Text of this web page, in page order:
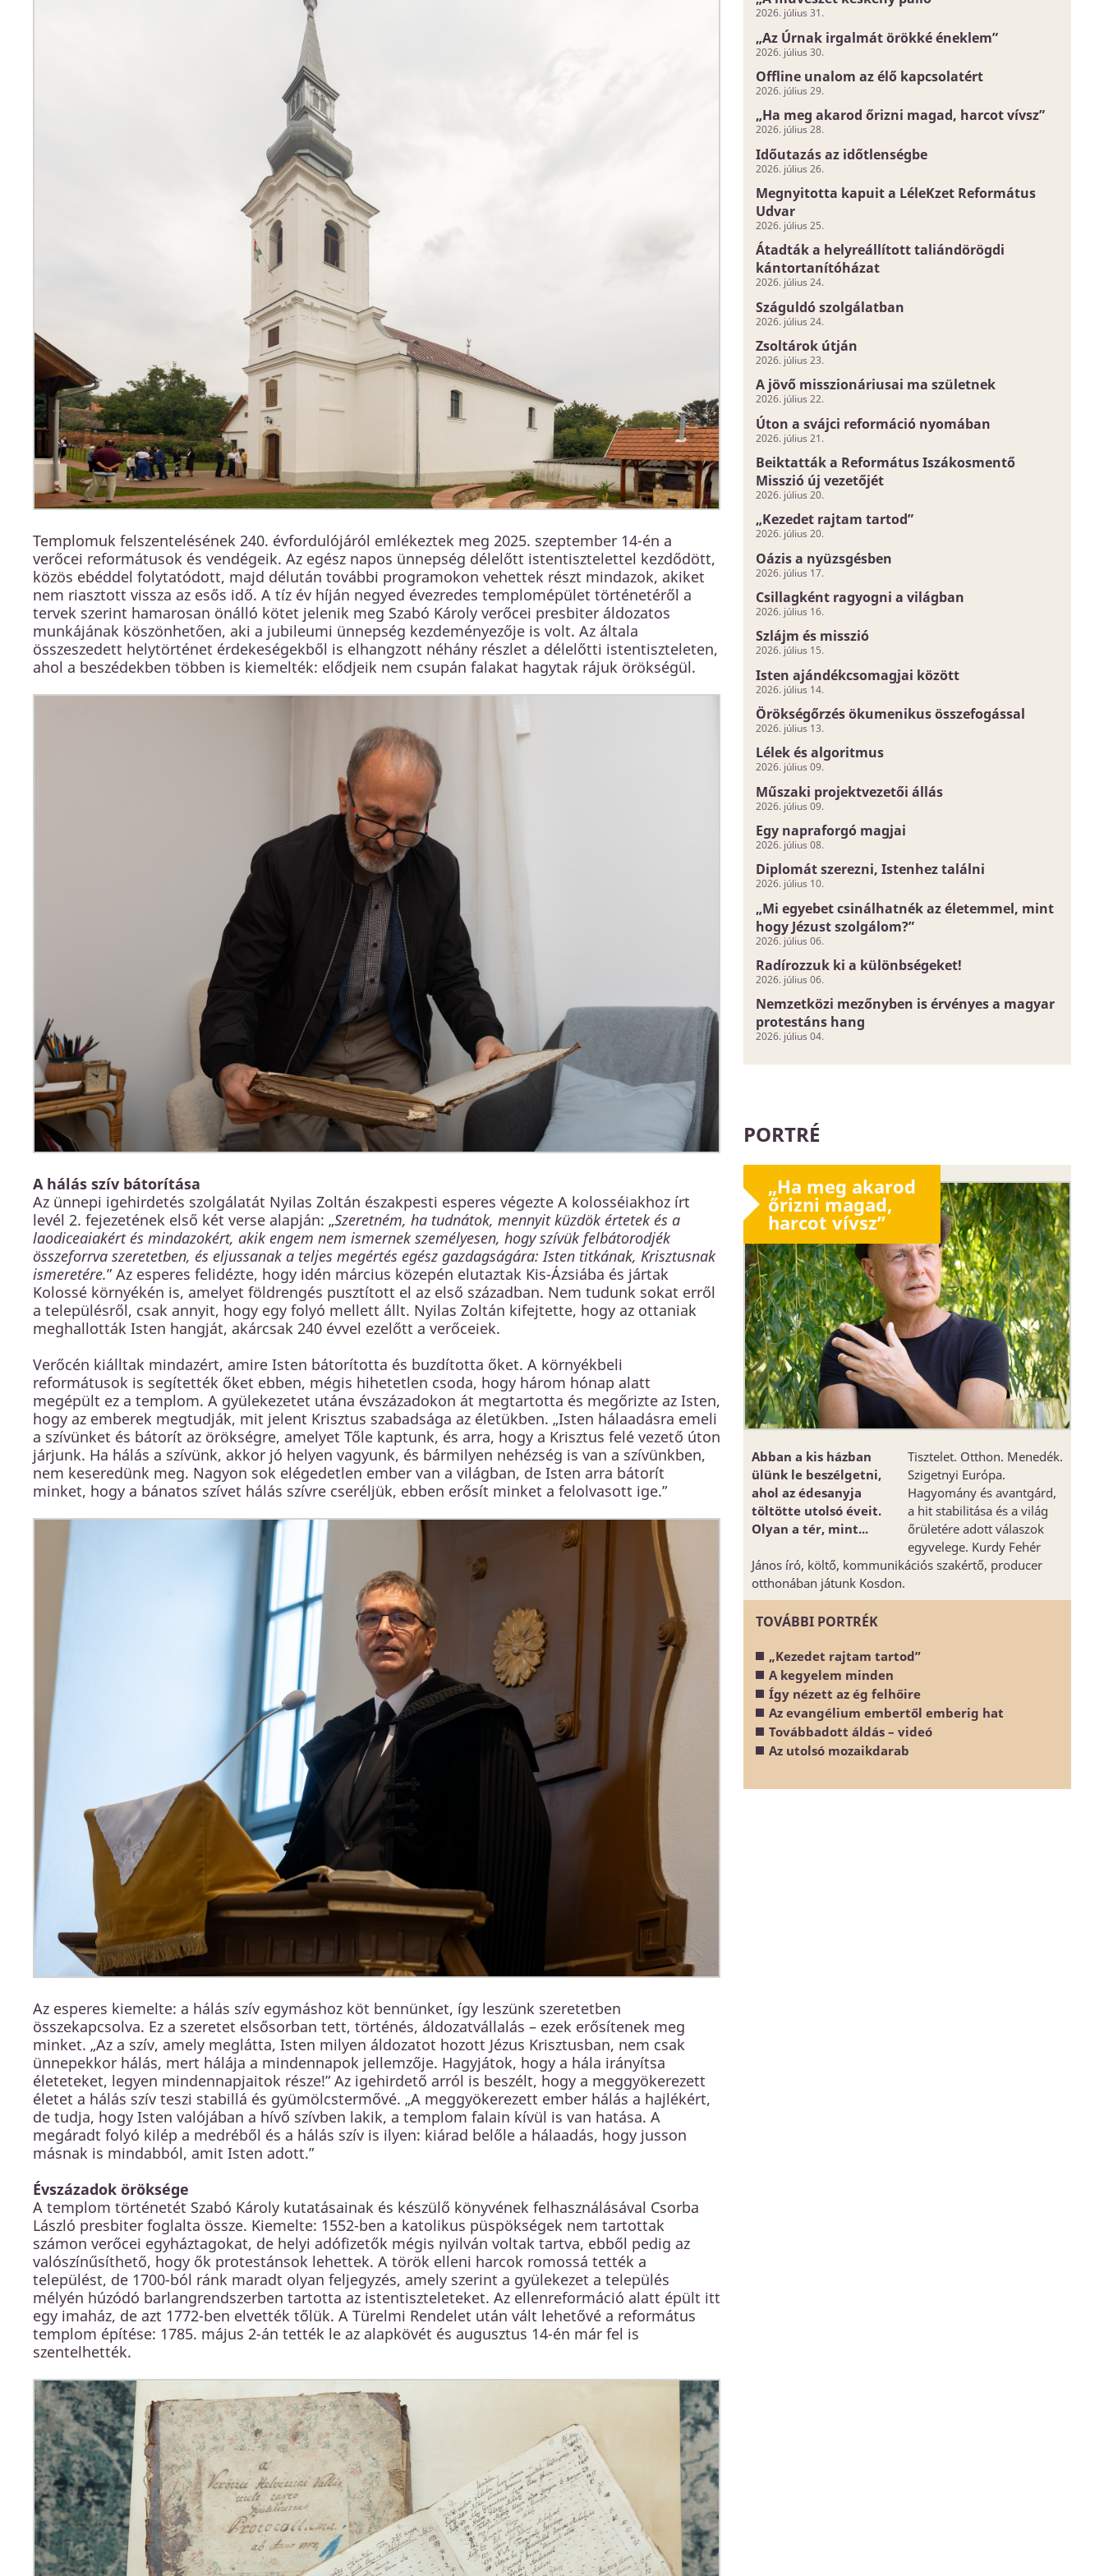
Templomuk felszentelésének 240. évfordulójáról emlékeztek meg 2025. szeptember 14-én a
verőcei reformátusok és vendégeik. Az egész napos ünnepség délelőtt istentisztelettel kezdődött,
közös ebéddel folytatódott, majd délután további programokon vehettek részt mindazok, akiket
nem riasztott vissza az esős idő. A tíz év híján negyed évezredes templomépület történetéről a
tervek szerint hamarosan önálló kötet jelenik meg Szabó Károly verőcei presbiter áldozatos
munkájának köszönhetően, aki a jubileumi ünnepség kezdeményezője is volt. Az általa
összeszedett helytörténet érdekeségekből is elhangzott néhány részlet a délelőtti istentiszteleten,
ahol a beszédekben többen is kiemelték: elődjeik nem csupán falakat hagytak rájuk örökségül.
A hálás szív bátorítása
Az ünnepi igehirdetés szolgálatát Nyilas Zoltán északpesti esperes végezte A kolosséiakhoz írt
levél 2. fejezetének első két verse alapján: „Szeretném, ha tudnátok, mennyit küzdök értetek és a
laodiceaiakért és mindazokért, akik engem nem ismernek személyesen, hogy szívük felbátorodjék
összeforrva szeretetben, és eljussanak a teljes megértés egész gazdagságára: Isten titkának, Krisztusnak
ismeretére.” Az esperes felidézte, hogy idén március közepén elutaztak Kis-Ázsiába és jártak
Kolossé környékén is, amelyet földrengés pusztított el az első században. Nem tudunk sokat erről
a településről, csak annyit, hogy egy folyó mellett állt. Nyilas Zoltán kifejtette, hogy az ottaniak
meghallották Isten hangját, akárcsak 240 évvel ezelőtt a verőceiek.
Verőcén kiálltak mindazért, amire Isten bátorította és buzdította őket. A környékbeli
reformátusok is segítették őket ebben, mégis hihetetlen csoda, hogy három hónap alatt
megépült ez a templom. A gyülekezetet utána évszázadokon át megtartotta és megőrizte az Isten,
hogy az emberek megtudják, mit jelent Krisztus szabadsága az életükben. „Isten hálaadásra emeli
a szívünket és bátorít az örökségre, amelyet Tőle kaptunk, és arra, hogy a Krisztus felé vezető úton
járjunk. Ha hálás a szívünk, akkor jó helyen vagyunk, és bármilyen nehézség is van a szívünkben,
nem keseredünk meg. Nagyon sok elégedetlen ember van a világban, de Isten arra bátorít
minket, hogy a bánatos szívet hálás szívre cseréljük, ebben erősít minket a felolvasott ige.”
Az esperes kiemelte: a hálás szív egymáshoz köt bennünket, így leszünk szeretetben
összekapcsolva. Ez a szeretet elsősorban tett, történés, áldozatvállalás – ezek erősítenek meg
minket. „Az a szív, amely meglátta, Isten milyen áldozatot hozott Jézus Krisztusban, nem csak
ünnepekkor hálás, mert hálája a mindennapok jellemzője. Hagyjátok, hogy a hála irányítsa
életeteket, legyen mindennapjaitok része!” Az igehirdető arról is beszélt, hogy a meggyökerezett
életet a hálás szív teszi stabillá és gyümölcstermővé. „A meggyökerezett ember hálás a hajlékért,
de tudja, hogy Isten valójában a hívő szívben lakik, a templom falain kívül is van hatása. A
megáradt folyó kilép a medréből és a hálás szív is ilyen: kiárad belőle a hálaadás, hogy jusson
másnak is mindabból, amit Isten adott.”
Évszázadok öröksége
A templom történetét Szabó Károly kutatásainak és készülő könyvének felhasználásával Csorba
László presbiter foglalta össze. Kiemelte: 1552-ben a katolikus püspökségek nem tartottak
számon verőcei egyháztagokat, de helyi adófizetők mégis nyilván voltak tartva, ebből pedig az
valószínűsíthető, hogy ők protestánsok lehettek. A török elleni harcok romossá tették a
települést, de 1700-ból ránk maradt olyan feljegyzés, amely szerint a gyülekezet a település
mélyén húzódó barlangrendszerben tartotta az istentiszteleteket. Az ellenreformáció alatt épült itt
egy imaház, de azt 1772-ben elvették tőlük. A Türelmi Rendelet után vált lehetővé a református
templom építése: 1785. május 2-án tették le az alapkövét és augusztus 14-én már fel is
szentelhették.
2026. július 31.
„Az Úrnak irgalmát örökké éneklem”
2026. július 30.
Offline unalom az élő kapcsolatért
2026. július 29.
„Ha meg akarod őrizni magad, harcot vívsz”
2026. július 28.
Időutazás az időtlenségbe
2026. július 26.
Megnyitotta kapuit a LéleKzet Református
Udvar
2026. július 25.
Átadták a helyreállított taliándörögdi
kántortanítóházat
2026. július 24.
Száguldó szolgálatban
2026. július 24.
Zsoltárok útján
2026. július 23.
A jövő misszionáriusai ma születnek
2026. július 22.
Úton a svájci reformáció nyomában
2026. július 21.
Beiktatták a Református Iszákosmentő
Misszió új vezetőjét
2026. július 20.
„Kezedet rajtam tartod”
2026. július 20.
Oázis a nyüzsgésben
2026. július 17.
Csillagként ragyogni a világban
2026. július 16.
Szlájm és misszió
2026. július 15.
Isten ajándékcsomagjai között
2026. július 14.
Örökségőrzés ökumenikus összefogással
2026. július 13.
Lélek és algoritmus
2026. július 09.
Műszaki projektvezetői állás
2026. július 09.
Egy napraforgó magjai
2026. július 08.
Diplomát szerezni, Istenhez találni
2026. július 10.
„Mi egyebet csinálhatnék az életemmel, mint
hogy Jézust szolgálom?”
2026. július 06.
Radírozzuk ki a különbségeket!
2026. július 06.
Nemzetközi mezőnyben is érvényes a magyar
protestáns hang
2026. július 04.
PORTRÉ
„Ha meg akarod
őrizni magad,
harcot vívsz”
Abban a kis házban
ülünk le beszélgetni,
ahol az édesanyja
töltötte utolsó éveit.
Olyan a tér, mint...
Tisztelet. Otthon. Menedék.
Szigetnyi Európa.
Hagyomány és avantgárd,
a hit stabilitása és a világ
őrületére adott válaszok
egyvelege. Kurdy Fehér
János író, költő, kommunikációs szakértő, producer
otthonában játunk Kosdon.
TOVÁBBI PORTRÉK
„Kezedet rajtam tartod”
A kegyelem minden
Így nézett az ég felhőire
Az evangélium embertől emberig hat
Továbbadott áldás – videó
Az utolsó mozaikdarab